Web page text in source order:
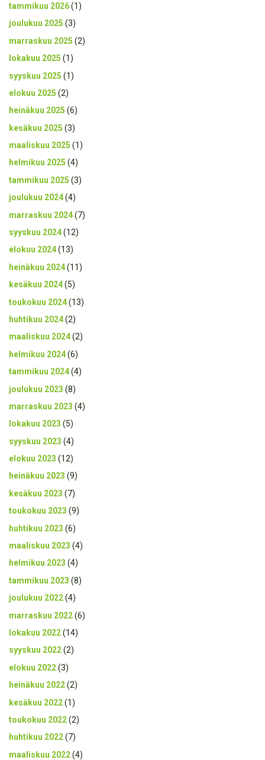
tammikuu 2026(1)
joulukuu 2025 (3)
marraskuu 2025 (2)
lokakuu 2025 (1)
syyskuu 2025 (1)
elokuu 2025 (2)
heinäkuu 2025 (6)
kesäkuu 2025 (3)
maaliskuu 2025 (1)
helmikuu 2025 (4)
tammikuu 2025 (3)
joulukuu 2024(4)
marraskuu 2024(7)
syyskuu 2024(12)
elokuu 2024(13)
heinäkuu 2024(11)
kesäkuu 2024(5)
toukokuu 2024(13)
huhtikuu 2024(2)
maaliskuu 2024(2)
helmikuu 2024(6)
tammikuu 2024(4)
joulukuu 2023 (8)
marraskuu 2023 (4)
lokakuu 2023 (5)
syyskuu 2023 (4)
elokuu 2023 (12)
heinäkuu 2023 (9)
kesäkuu 2023 (7)
toukokuu 2023 (9)
huhtikuu 2023 (6)
maaliskuu 2023 (4)
helmikuu 2023 (4)
tammikuu 2023 (8)
joulukuu 2022(4)
marraskuu 2022(6)
lokakuu 2022(14)
syyskuu 2022(2)
elokuu 2022(3)
heinäkuu 2022(2)
kesäkuu 2022(1)
toukokuu 2022(2)
huhtikuu 2022(7)
maaliskuu 2022(4)